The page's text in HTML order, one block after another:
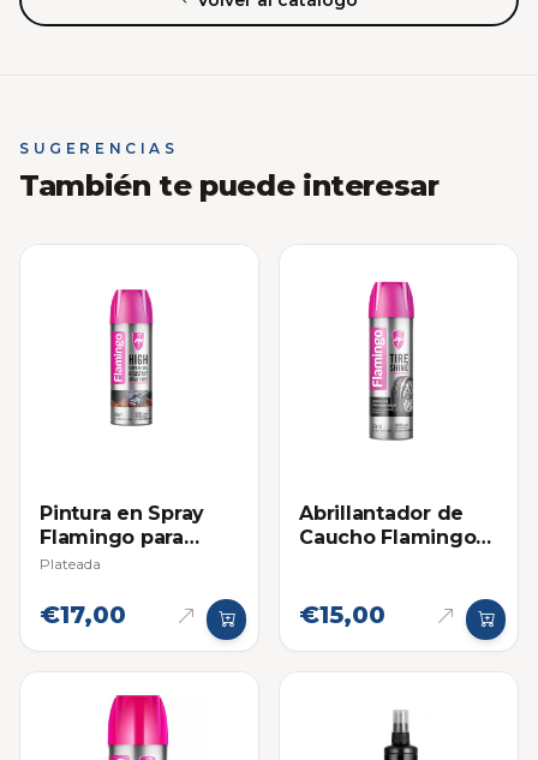
SUGERENCIAS
También te puede interesar
Pintura en Spray
Flamingo para
Altas Temperaturas
Plateada
€17,00
Abrillantador de
Caucho Flamingo
€15,00